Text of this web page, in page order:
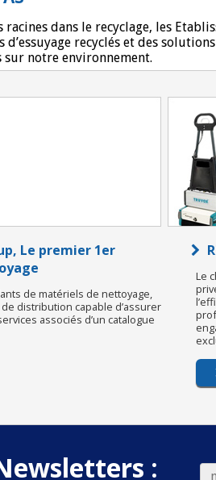
racines dans le recyclage, les
d’essuyage recyclés et des
sur notre environnement.
Le premier 1er
de matériels de nettoyage,
distribution capable d’assurer
associés d’un catalogue
Le
: